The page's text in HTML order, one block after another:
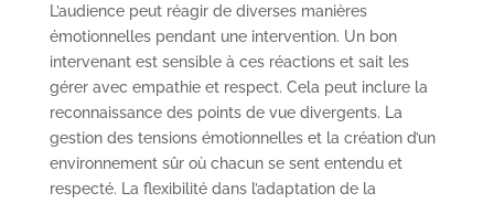
L’audience peut réagir de diverses manières
émotionnelles pendant une intervention. Un bon
intervenant est sensible à ces réactions et sait les
gérer avec empathie et respect. Cela peut inclure la
reconnaissance des points de vue divergents. La
gestion des tensions émotionnelles et la création d’un
environnement sûr où chacun se sent entendu et
respecté. La flexibilité dans l’adaptation de la